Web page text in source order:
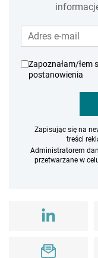
Zapoznałam/łem
postanowienia
Zapisując się na
treści
Administratorem
przetwarzane w